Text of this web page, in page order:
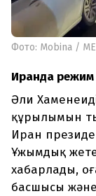
Фото: Mobina /
Иранда режим
Әли
құрылымын
Иран
Ұжымдық
хабарлады,
басшысы және